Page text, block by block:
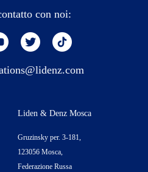
con noi:
Liden & Denz Mosca
Gruzinsky per. 3-181,
123056 Mosca,
Federazione Russa